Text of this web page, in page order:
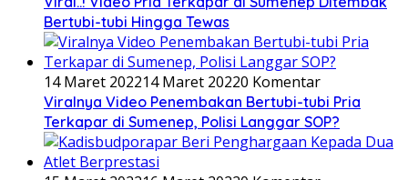
Bertubi-tubi Hingga Tewas
14 Maret 202214 Maret 20220 Komentar
Viralnya Video Penembakan Bertubi-tubi Pria
Terkapar di Sumenep, Polisi Langgar SOP?